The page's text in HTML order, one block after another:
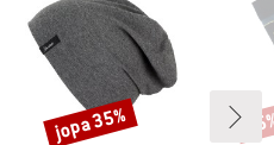
Alennus
jopa 35%